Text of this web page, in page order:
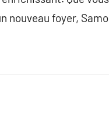
nouveau foyer,